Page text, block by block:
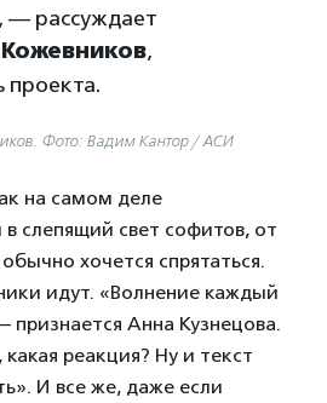
— рассуждает
,
проекта.
Фото: Вадим Кантор / АСИ
на самом деле
слепящий свет софитов, от
хочется спрятаться.
идут. «Волнение каждый
признается Анна Кузнецова.
реакция? Ну и текст
И все же, даже если